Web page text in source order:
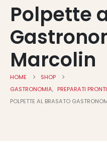
Polpette
Marcolin
HOME
SHOP
GASTRONOMIA, PREPARATI PRONTI
POLPETTE AL BRASATO